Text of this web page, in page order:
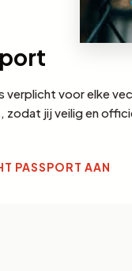
verplicht voor elke
zodat jij veilig en
PASSPORT AAN